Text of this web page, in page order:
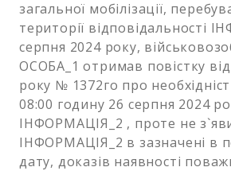
загальної мобілізації,
території відповідальності
серпня 2024 року,
ОСОБА_1 отримав повістку
року № 1372го про
08:00 годину 26 серпня 2024
ІНФОРМАЦІЯ_2 , проте не
ІНФОРМАЦІЯ_2 в зазначені в
дату, доказів наявності